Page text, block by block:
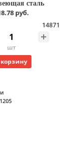
сталь
руб.
14871
шт